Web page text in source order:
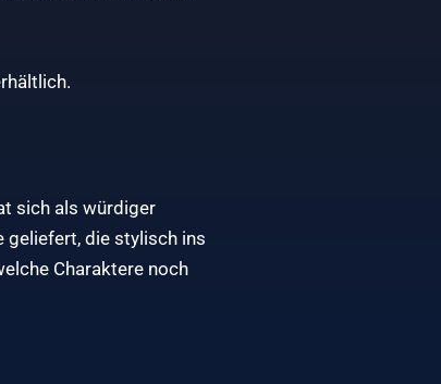
sich als würdiger
geliefert, die stylisch ins
Charaktere noch